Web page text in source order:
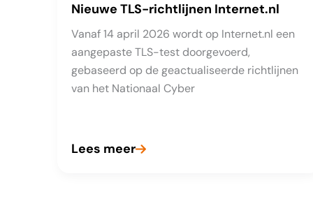
Nieuwe TLS-richtlijnen Internet.nl
Vanaf 14 april 2026 wordt op Internet.nl een
aangepaste TLS-test doorgevoerd,
gebaseerd op de geactualiseerde richtlijnen
van het Nationaal Cyber
Nieuwe
Lees meer